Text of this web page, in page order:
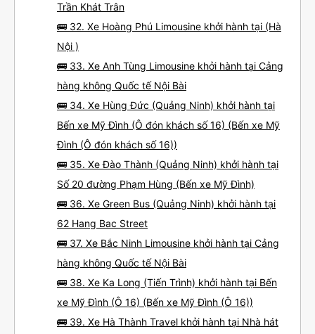
Trần Khát Trân
🚌 32. Xe Hoàng Phú Limousine khởi hành tại (Hà
Nội )
🚌 33. Xe Anh Tùng Limousine khởi hành tại Cảng
hàng không Quốc tế Nội Bài
🚌 34. Xe Hùng Đức (Quảng Ninh) khởi hành tại
Bến xe Mỹ Đình (Ô đón khách số 16) (Bến xe Mỹ
Đình (Ô đón khách số 16))
🚌 35. Xe Đào Thành (Quảng Ninh) khởi hành tại
Số 20 đường Phạm Hùng (Bến xe Mỹ Đình)
🚌 36. Xe Green Bus (Quảng Ninh) khởi hành tại
62 Hang Bac Street
🚌 37. Xe Bắc Ninh Limousine khởi hành tại Cảng
hàng không Quốc tế Nội Bài
🚌 38. Xe Ka Long (Tiến Trình) khởi hành tại Bến
xe Mỹ Đình (Ô 16) (Bến xe Mỹ Đình (Ô 16))
🚌 39. Xe Hà Thành Travel khởi hành tại Nhà hát